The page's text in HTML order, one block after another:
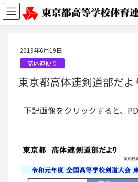
2019年6月19日
高体連便り
東京都高体連剣道部だ
下記画像をクリックすると、